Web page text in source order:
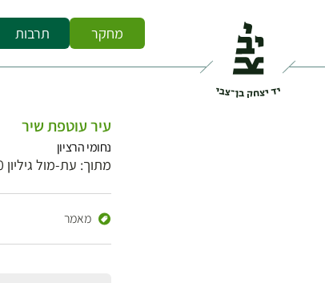
מחקר תרבות
עיר עוטפת שיר
נחומי הרציון
מתוך: עת-מול גיליון 250
מאמר